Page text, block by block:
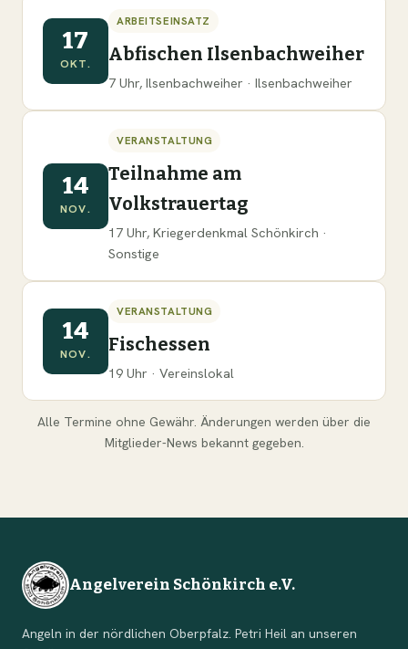
17
OKT.
ARBEITSEINSATZ
Abfischen Ilsenbachweiher
7 Uhr, Ilsenbachweiher · Ilsenbachweiher
14
NOV.
VERANSTALTUNG
Teilnahme am
Volkstrauertag
17 Uhr, Kriegerdenkmal Schönkirch ·
Sonstige
14
NOV.
VERANSTALTUNG
Fischessen
19 Uhr · Vereinslokal
Alle Termine ohne Gewähr. Änderungen werden über die
Mitglieder-News bekannt gegeben.
Angelverein Schönkirch e.V.
Angeln in der nördlichen Oberpfalz. Petri Heil an unseren